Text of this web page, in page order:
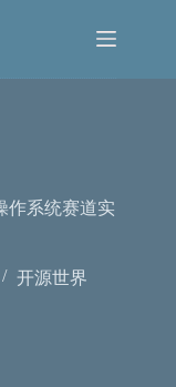
作系统赛道实
开源世界